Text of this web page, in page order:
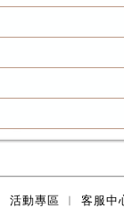
活動專區 ︱ 客服中